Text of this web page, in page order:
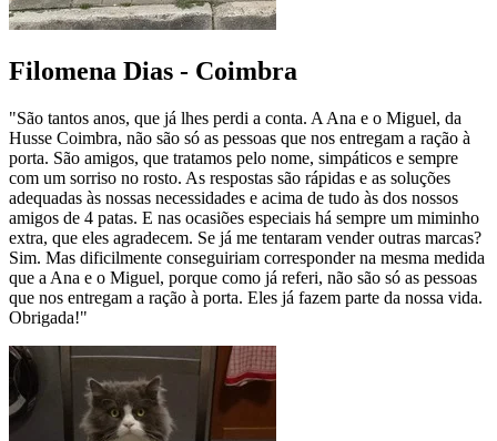
Filomena Dias - Coimbra
"São tantos anos, que já lhes perdi a conta. A Ana e o Miguel, da
Husse Coimbra, não são só as pessoas que nos entregam a ração à
porta. São amigos, que tratamos pelo nome, simpáticos e sempre
com um sorriso no rosto. As respostas são rápidas e as soluções
adequadas às nossas necessidades e acima de tudo às dos nossos
amigos de 4 patas. E nas ocasiões especiais há sempre um miminho
extra, que eles agradecem. Se já me tentaram vender outras marcas?
Sim. Mas dificilmente conseguiriam corresponder na mesma medida
que a Ana e o Miguel, porque como já referi, não são só as pessoas
que nos entregam a ração à porta. Eles já fazem parte da nossa vida.
Obrigada!"